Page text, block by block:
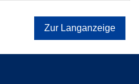
Zur Langanzeige